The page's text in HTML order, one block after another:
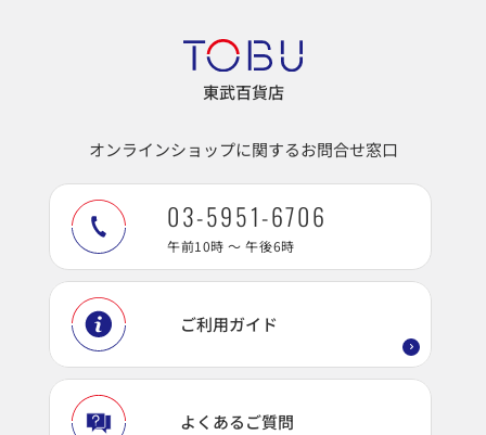
東武百貨店
オンラインショップに関するお問合せ窓口
03-5951-6706
午前10時 ～ 午後6時
ご利用ガイド
よくあるご質問